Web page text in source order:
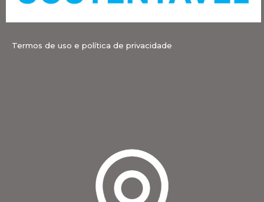
Termos de uso e política de privacidade